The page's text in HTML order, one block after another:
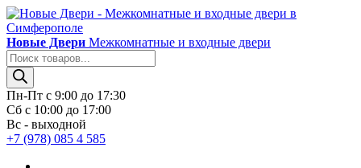
Новые Двери Межкомнатные и входные двери
Поиск
товаров
Пн-Пт с 9:00 до 17:30
Сб с 10:00 до 17:00
Вс - выходной
+7 (978) 085 4 585